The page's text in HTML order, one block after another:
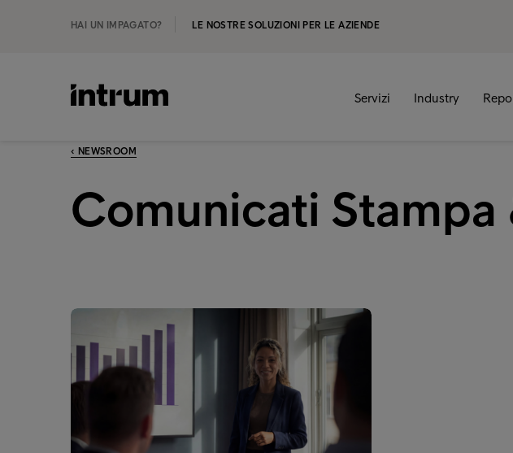
HAI UN IMPAGATO? LE NOSTRE SOLUZIONI PER LE AZIENDE
Servizi Industry
‹ NEWSROOM
Comunicati Stampa